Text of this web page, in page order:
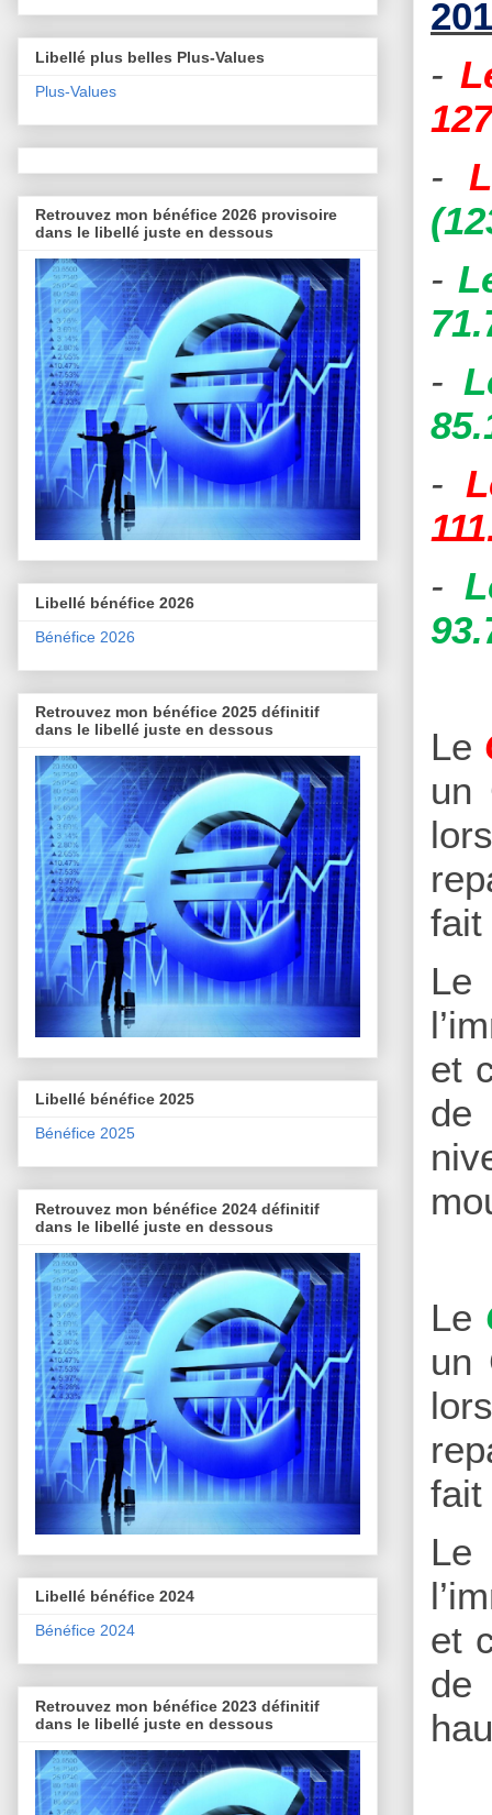
-
-
-
-
-
-
Le
un
fait
Le
et
de
Le
un
fait
Le
et
de
Libellé plus belles Plus-Values
Plus-Values
Retrouvez mon bénéfice 2026 provisoire
dans le libellé juste en dessous
Libellé bénéfice 2026
Bénéfice 2026
Retrouvez mon bénéfice 2025 définitif
dans le libellé juste en dessous
Libellé bénéfice 2025
Bénéfice 2025
Retrouvez mon bénéfice 2024 définitif
dans le libellé juste en dessous
Libellé bénéfice 2024
Bénéfice 2024
Retrouvez mon bénéfice 2023 définitif
dans le libellé juste en dessous